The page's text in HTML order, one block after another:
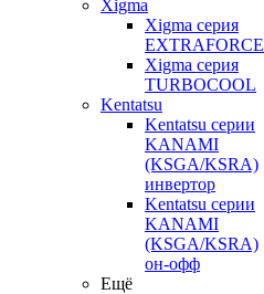
Xigma
Xigma серия
EXTRAFORCE
Xigma серия
TURBOCOOL
Kentatsu
Kentatsu серии
KANAMI
(KSGA/KSRA)
инвертор
Kentatsu серии
KANAMI
(KSGA/KSRA)
он-офф
Ещё